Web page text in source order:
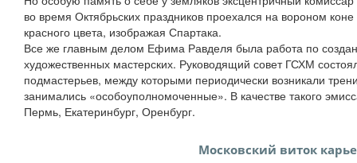
во время Октябрьских праздников проехался на вороном
красного цвета, изображая Спартака.
Все же главным делом Ефима Равделя была работа по
художественных мастерских. Руководящий совет ГСХМ
подмастерьев, между которыми периодически возникали
занимались «особоуполномоченные». В качестве такого
Пермь, Екатеринбург, Оренбург.
Московский виток